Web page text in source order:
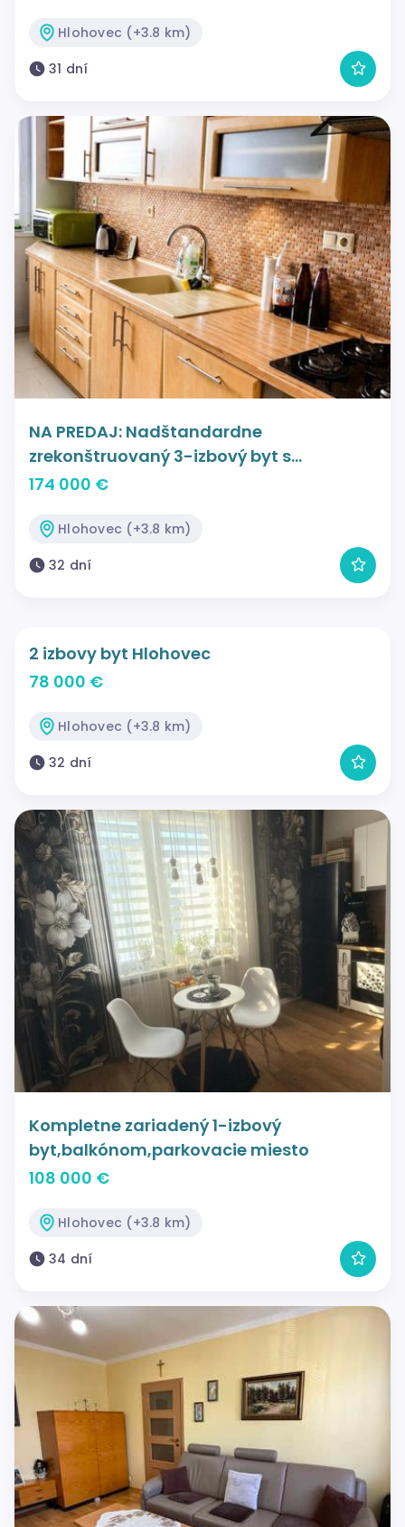
Hlohovec (+3.8 km)
31 dní
NA PREDAJ: Nadštandardne
zrekonštruovaný 3-izbový byt s
balkónom a krásnym výhľadom -
174 000 €
Hlohovec (+3.8 km)
32 dní
2 izbovy byt Hlohovec
78 000 €
Hlohovec (+3.8 km)
32 dní
Kompletne zariadený 1-izbový
byt,balkónom,parkovacie miesto
108 000 €
Hlohovec (+3.8 km)
34 dní